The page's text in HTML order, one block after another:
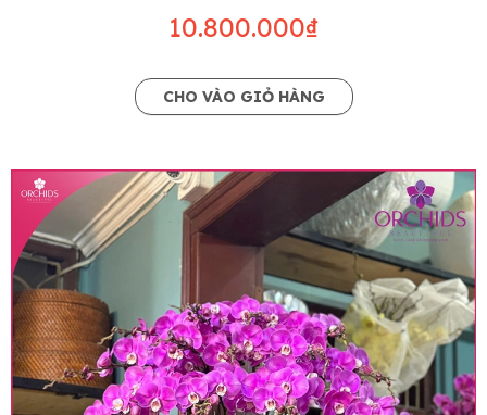
10.800.000₫
CHO VÀO GIỎ HÀNG